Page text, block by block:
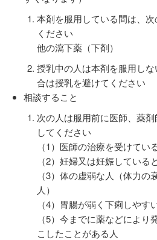
本剤を服用している間は、
ください
他の瀉下薬（下剤）
授乳中の人は本剤を服用し
合は授乳を避けてください
相談すること
次の人は服用前に医師、薬
してください
（1）医師の治療を受けてい
（2）妊婦又は妊娠している
（3）体の虚弱な人（体力
人）
（4）胃腸が弱く下痢しやす
（5）今までに薬などによ
こしたことがある人